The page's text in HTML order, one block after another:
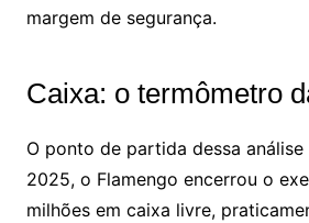
margem de segurança.
Caixa: o termômetro
O ponto de partida dessa análise
2025, o Flamengo encerrou o
milhões em caixa livre,